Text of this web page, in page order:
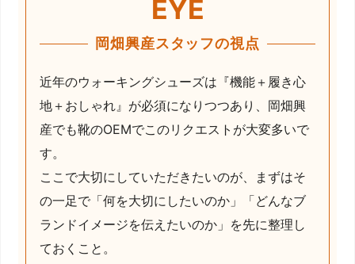
EYE
岡畑興産スタッフの視点
近年のウォーキングシューズは『機能＋履き心
地＋おしゃれ』が必須になりつつあり、岡畑興
産でも靴のOEMでこのリクエストが大変多いで
す。
ここで大切にしていただきたいのが、まずはそ
の一足で「何を大切にしたいのか」「どんなブ
ランドイメージを伝えたいのか」を先に整理し
ておくこと。